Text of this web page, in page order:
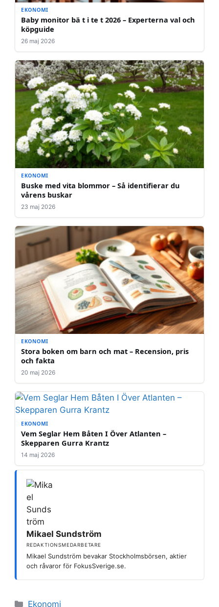
EKONOMI
Baby monitor bä t i te t 2026 – Experterna val och
köpguide
26 maj 2026
EKONOMI
Buske med vita blommor – Så identifierar du
vårens buskar
23 maj 2026
EKONOMI
Stora boken om barn och mat – Recension, pris
och fakta
20 maj 2026
EKONOMI
Vem Seglar Hem Båten I Över Atlanten –
Skepparen Gurra Krantz
14 maj 2026
Mikael Sundström
REDAKTIONSMEDARBETARE
Mikael Sundström bevakar Stockholmsbörsen, aktier
och råvaror för FokusSverige.se.
Kategorier
Ekonomi